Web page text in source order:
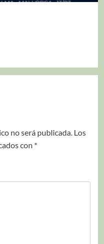
no será publicada. Los
con *